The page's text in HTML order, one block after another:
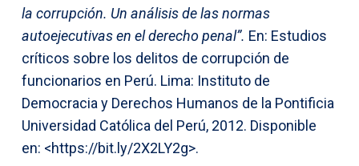
la corrupción. Un análisis de las normas
autoejecutivas en el derecho penal”. En: Estudios
críticos sobre los delitos de corrupción de
funcionarios en Perú. Lima: Instituto de
Democracia y Derechos Humanos de la Pontificia
Universidad Católica del Perú, 2012. Disponible
en: <https://bit.ly/2X2LY2g>.